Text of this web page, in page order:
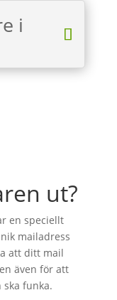
i
ut?
en speciellt
mailadress
att ditt mail
även för att
funka.